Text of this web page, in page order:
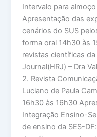
Intervalo para
Apresentação das
cenários do SUS
forma oral 14h30 às
revistas científicas da
Journal(HRJ) – Dra
2. Revista
Luciano de Paula
16h30 às 16h30
Integração Ensino-
de ensino da SES-